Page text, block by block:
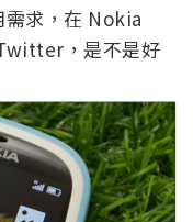
需求，在 Nokia
，是不是好